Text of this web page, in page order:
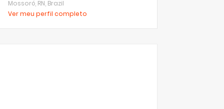
Mossoró, RN, Brazil
Ver meu perfil completo